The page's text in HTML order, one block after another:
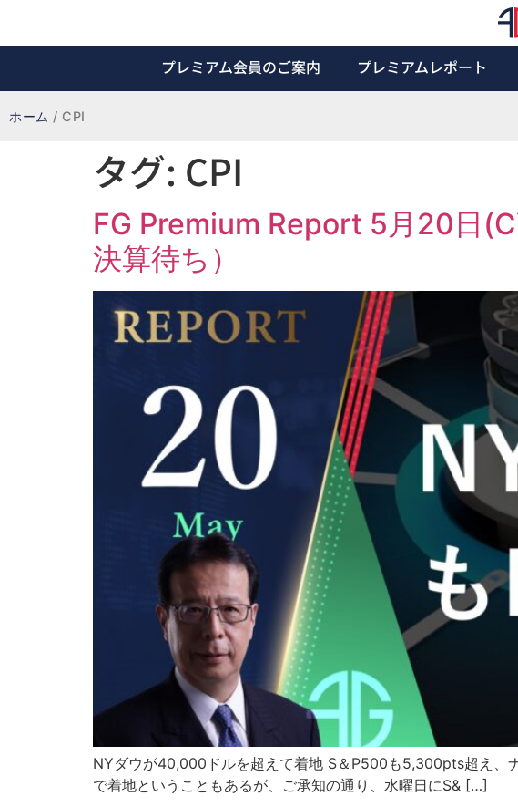
プレミアム会員のご案内 プレミアムレポート
ホーム / CPI
タグ: CPI
FG Premium Report 5月20日
決算待ち）
NYダウが40,000ドルを超えて着地 S＆P500も5,300pts超え、
で着地ということもあるが、ご承知の通り、水曜日にS& […]